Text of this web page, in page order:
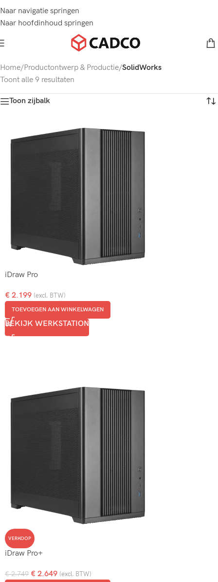
Naar navigatie springen
Naar hoofdinhoud springen
Home/Productontwerp & Productie/SolidWorks
Toont alle 9 resultaten
Toon zijbalk
iDraw Pro
€ 2.199 (excl. BTW)
TOEVOEGEN AAN WINKELWAGEN
BEKIJK WERKSTATION
VERKOOP
iDraw Pro+
€2.749 € 2.649 (excl. BTW)